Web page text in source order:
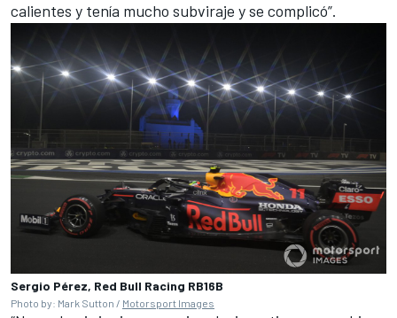
calientes y tenía mucho subviraje y se complicó”.
Sergio Pérez, Red Bull Racing RB16B
Photo by: Mark Sutton / Motorsport Images